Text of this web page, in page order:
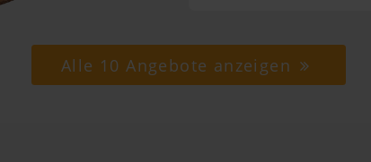
Alle 10 Angebote anzeigen